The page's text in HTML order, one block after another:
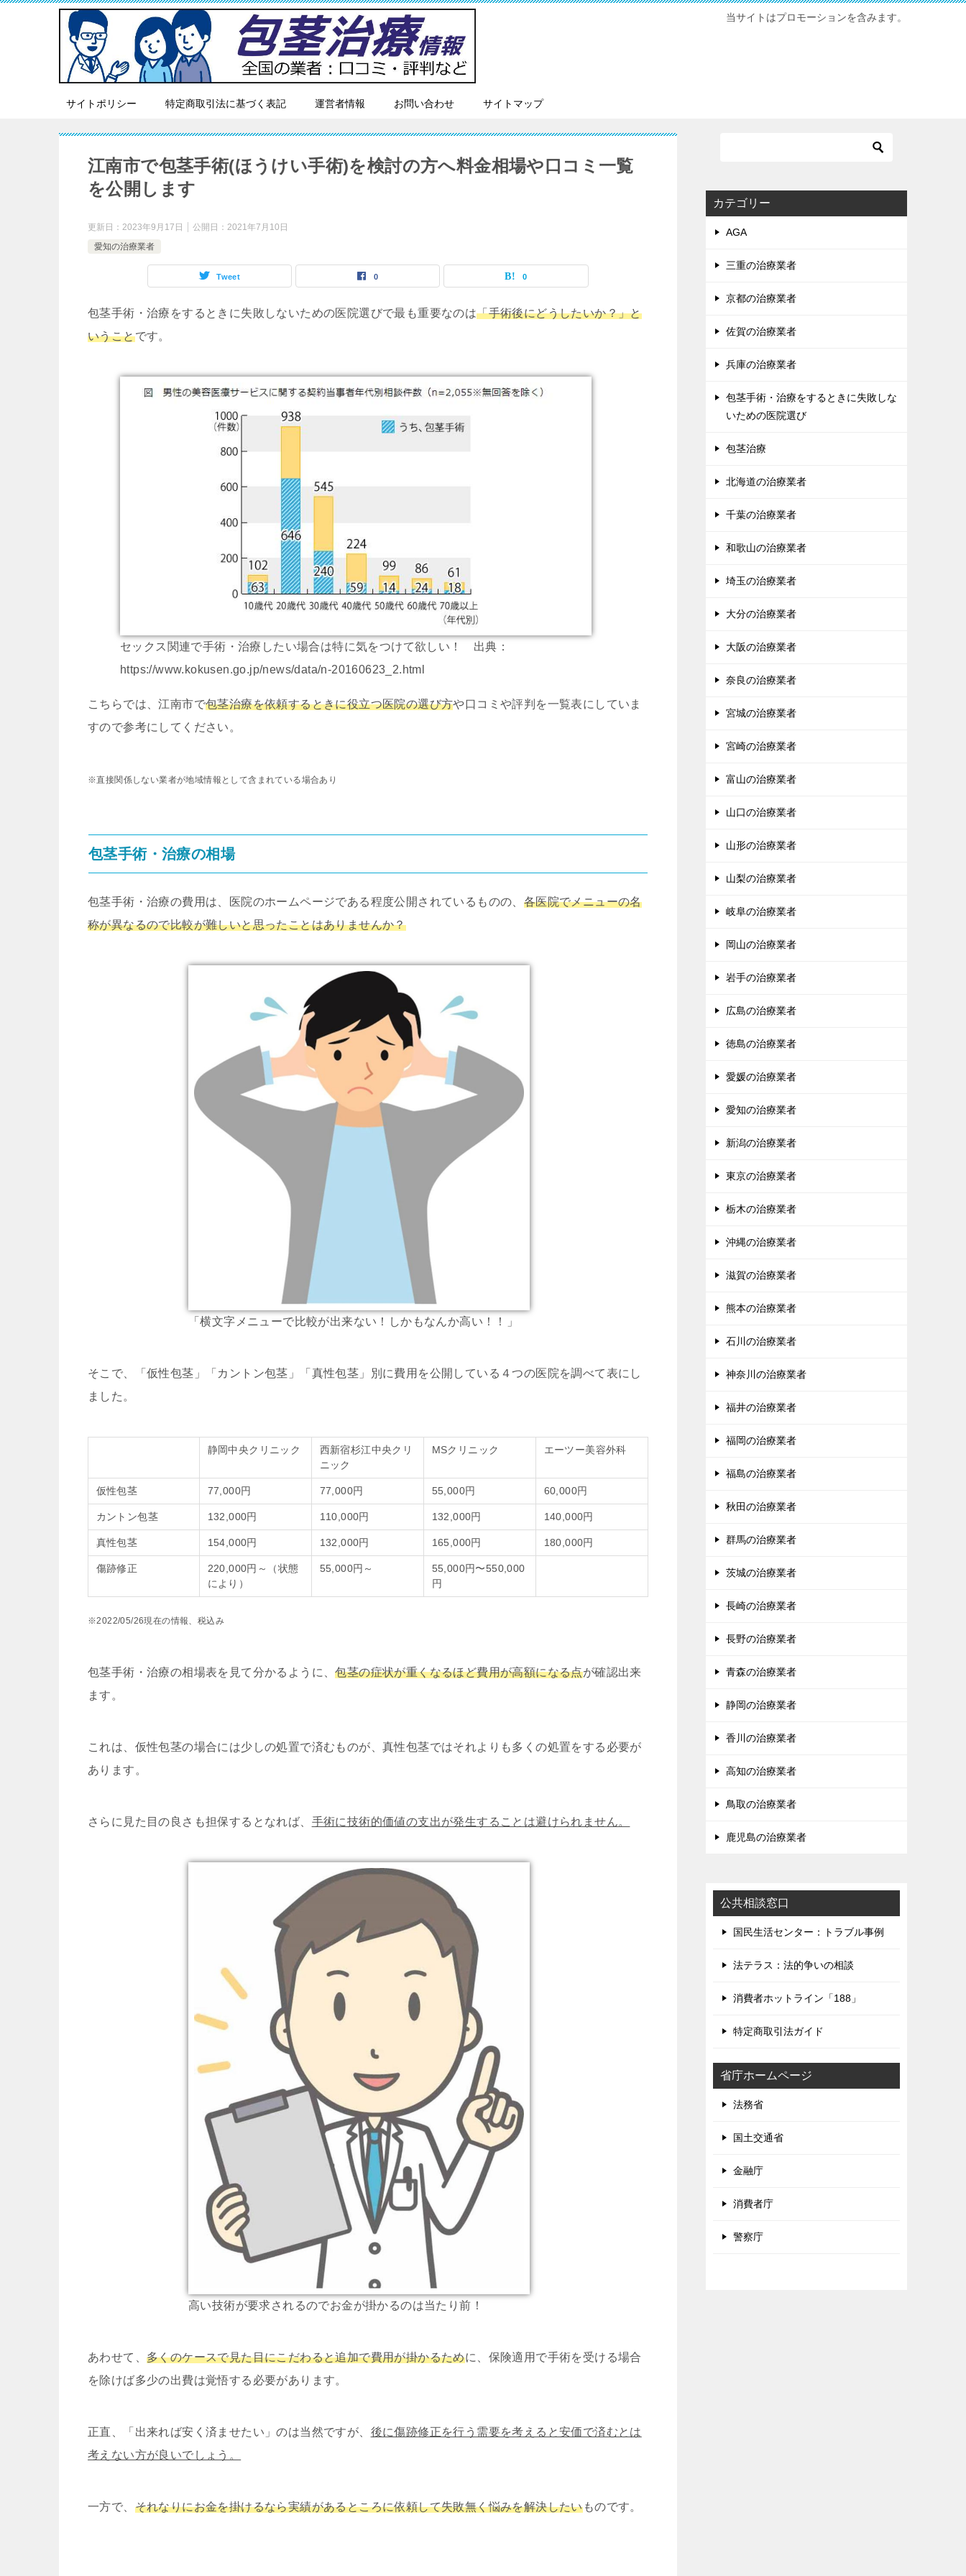
当サイトはプロモーションを含みます。
サイトポリシー 特定商取引法に基づく表記 運営者情報 お問い合わせ サイトマップ
江南市で包茎手術(ほうけい手術)を検討の方へ料金相場や口コミ一覧
を公開します
更新日： 2023年9月17日 公開日： 2021年7月10日
愛知の治療業者
Tweet 0 0
包茎手術・治療をするときに失敗しないための医院選びで最も重要なのは「手術後にどうしたいか？」と
いうことです。
セックス関連で手術・治療したい場合は特に気をつけて欲しい！ 出典：
https://www.kokusen.go.jp/news/data/n-20160623_2.html
こちらでは、江南市で包茎治療を依頼するときに役立つ医院の選び方や口コミや評判を一覧表にしていま
すので参考にしてください。
※直接関係しない業者が地域情報として含まれている場合あり
包茎手術・治療の相場
包茎手術・治療の費用は、医院のホームページである程度公開されているものの、 各医院でメニューの名
称が異なるので比較が難しいと思ったことはありませんか？
「横文字メニューで比較が出来ない！しかもなんか高い！！」
そこで、「仮性包茎」「カントン包茎」「真性包茎」別に費用を公開している４つの医院を調べて表にし
ました。
静岡中央クリニック
西新宿杉江中央クリ
ニック
MSクリニック エーツー美容外科
仮性包茎 77,000円 77,000円 55,000円 60,000円
カントン包茎 132,000円 110,000円 132,000円 140,000円
真性包茎 154,000円 132,000円 165,000円 180,000円
傷跡修正
220,000円～（状態
により）
55,000円～
55,000円〜550,000
円
※2022/05/26現在の情報、税込み
包茎手術・治療の相場表を見て分かるように、包茎の症状が重くなるほど費用が高額になる点が確認出来
ます。
これは、仮性包茎の場合には少しの処置で済むものが、真性包茎ではそれよりも多くの処置をする必要が
あります。
さらに見た目の良さも担保するとなれば、 手術に技術的価値の支出が発生することは避けられません。
高い技術が要求されるのでお金が掛かるのは当たり前！
あわせて、 多くのケースで見た目にこだわると追加で費用が掛かるために、保険適用で手術を受ける場合
を除けば多少の出費は覚悟する必要があります。
正直、「出来れば安く済ませたい」のは当然ですが、 後に傷跡修正を行う需要を考えると安価で済むとは
考えない方が良いでしょう。
一方で、 それなりにお金を掛けるなら実績があるところに依頼して失敗無く悩みを解決したいものです。
カテゴリー
AGA
三重の治療業者
京都の治療業者
佐賀の治療業者
兵庫の治療業者
包茎手術・治療をするときに失敗しな
いための医院選び
包茎治療
北海道の治療業者
千葉の治療業者
和歌山の治療業者
埼玉の治療業者
大分の治療業者
大阪の治療業者
奈良の治療業者
宮城の治療業者
宮崎の治療業者
富山の治療業者
山口の治療業者
山形の治療業者
山梨の治療業者
岐阜の治療業者
岡山の治療業者
岩手の治療業者
広島の治療業者
徳島の治療業者
愛媛の治療業者
愛知の治療業者
新潟の治療業者
東京の治療業者
栃木の治療業者
沖縄の治療業者
滋賀の治療業者
熊本の治療業者
石川の治療業者
神奈川の治療業者
福井の治療業者
福岡の治療業者
福島の治療業者
秋田の治療業者
群馬の治療業者
茨城の治療業者
長崎の治療業者
長野の治療業者
青森の治療業者
静岡の治療業者
香川の治療業者
高知の治療業者
鳥取の治療業者
鹿児島の治療業者
公共相談窓口
国民生活センター：トラブル事例
法テラス：法的争いの相談
消費者ホットライン「188」
特定商取引法ガイド
省庁ホームページ
法務省
国土交通省
金融庁
消費者庁
警察庁